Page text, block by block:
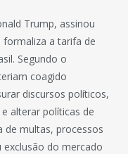
Trump, assinou
a tarifa de
Segundo o
coagido
discursos políticos,
alterar políticas de
de multas, processos
do mercado